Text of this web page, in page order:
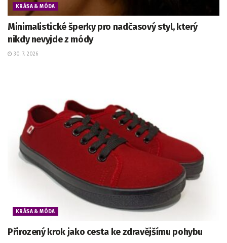
KRÁSA & MÓDA
Minimalistické šperky pro nadčasový styl, který
nikdy nevyjde z módy
30. 7. 2026
KRÁSA & MÓDA
Přirozený krok jako cesta ke zdravějšímu pohybu